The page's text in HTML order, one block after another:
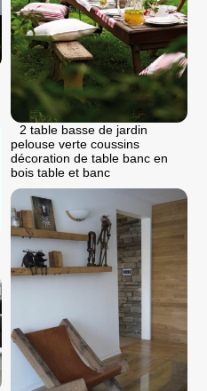
2 table basse de jardin
pelouse verte coussins
décoration de table banc en
bois table et banc